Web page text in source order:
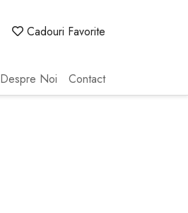
Cadouri Favorite
Despre Noi Contact